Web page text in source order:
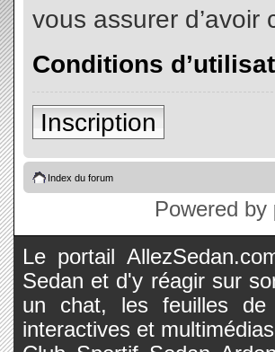
vous assurer
Conditions
Inscription
Index du forum
Powered by
Le portail
Sedan et d'y réagir sur
un chat, les feuilles de
interactives et